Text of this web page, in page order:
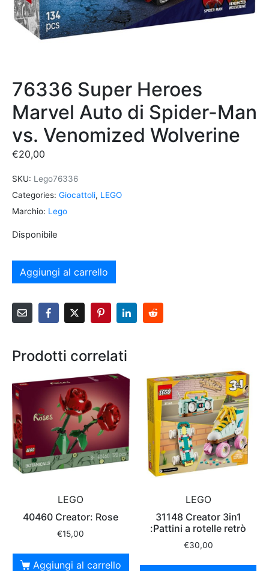
76336 Super Heroes
Marvel Auto di Spider-Man
vs. Venomized Wolverine
€20,00
SKU: Lego76336
Categories: Giocattoli, LEGO
Marchio: Lego
Disponibile
Aggiungi al carrello
Prodotti correlati
LEGO
40460 Creator: Rose
€15,00
Aggiungi al carrello
LEGO
31148 Creator 3in1
:Pattini a rotelle retrò
€30,00